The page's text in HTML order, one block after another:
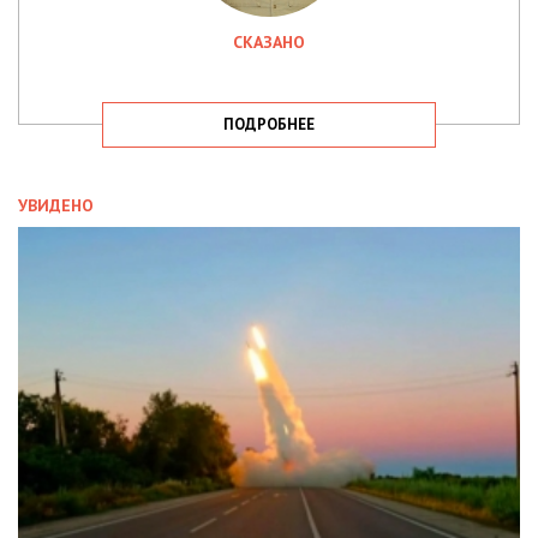
СКАЗАНО
ПОДРОБНЕЕ
УВИДЕНО